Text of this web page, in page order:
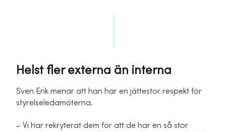
Helst fler externa än interna
Sven Erik menar att han har en jättestor respekt för
styrelseledamöterna.
– Vi har rekryterat dem för att de har en så stor